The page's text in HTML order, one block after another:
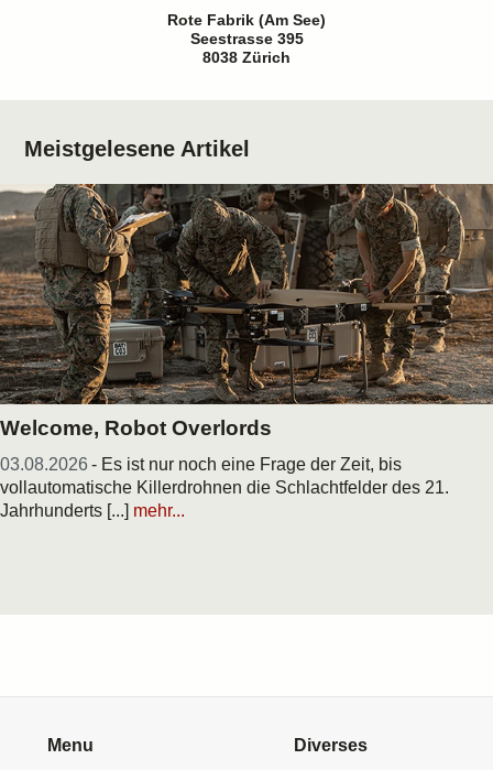
Rote Fabrik (Am See)
Seestrasse 395
8038 Zürich
Meistgelesene Artikel
Welcome, Robot Overlords
03.08.2026 - Es ist nur noch eine Frage der Zeit, bis
vollautomatische Killerdrohnen die Schlachtfelder des 21.
Jahrhunderts [...] mehr...
Menu Diverses